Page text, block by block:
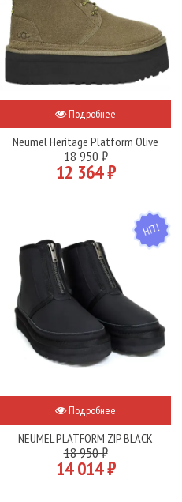
Подробнее
Neumel Heritage Platform Olive
18 950 ₽
12 364 ₽
HIT
Подробнее
NEUMEL PLATFORM ZIP BLACK
18 950 ₽
14 014 ₽